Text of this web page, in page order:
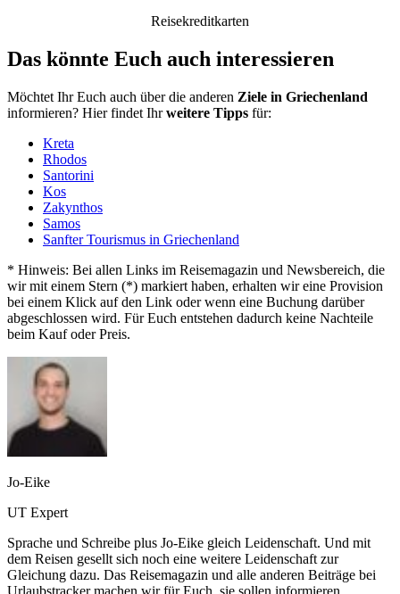
Reisekreditkarten
Das könnte Euch auch interessieren
Möchtet Ihr Euch auch über die anderen Ziele in Griechenland
informieren? Hier findet Ihrweitere Tipps für:
Kreta
Rhodos
Santorini
Kos
Zakynthos
Samos
Sanfter Tourismus in Griechenland
* Hinweis: Bei allen Links im Reisemagazin und Newsbereich, die
wir mit einem Stern (*) markiert haben, erhalten wir eine Provision
bei einem Klick auf den Link oder wenn eine Buchung darüber
abgeschlossen wird. Für Euch entstehen dadurch keine Nachteile
beim Kauf oder Preis.
Jo-Eike
UT Expert
Sprache und Schreibe plus Jo-Eike gleich Leidenschaft. Und mit
dem Reisen gesellt sich noch eine weitere Leidenschaft zur
Gleichung dazu. Das Reisemagazin und alle anderen Beiträge bei
Urlaubstracker machen wir für Euch, sie sollen informieren,